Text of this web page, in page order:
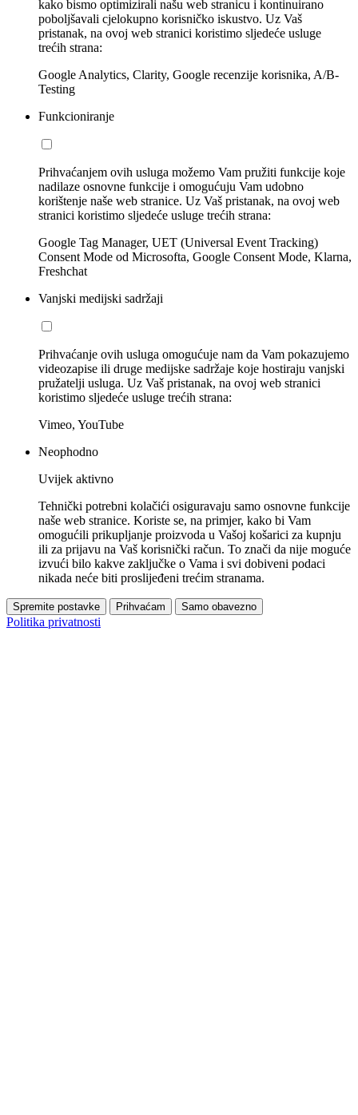
kako bismo optimizirali našu web stranicu i kontinuirano
poboljšavali cjelokupno korisničko iskustvo. Uz Vaš
pristanak, na ovoj web stranici koristimo sljedeće usluge
trećih strana:
Google Analytics, Clarity, Google recenzije korisnika, A/B-
Testing
Funkcioniranje
Prihvaćanjem ovih usluga možemo Vam pružiti funkcije koje
nadilaze osnovne funkcije i omogućuju Vam udobno
korištenje naše web stranice. Uz Vaš pristanak, na ovoj web
stranici koristimo sljedeće usluge trećih strana:
Google Tag Manager, UET (Universal Event Tracking)
Consent Mode od Microsofta, Google Consent Mode, Klarna,
Freshchat
Vanjski medijski sadržaji
Prihvaćanje ovih usluga omogućuje nam da Vam pokazujemo
videozapise ili druge medijske sadržaje koje hostiraju vanjski
pružatelji usluga. Uz Vaš pristanak, na ovoj web stranici
koristimo sljedeće usluge trećih strana:
Vimeo, YouTube
Neophodno
Uvijek aktivno
Tehnički potrebni kolačići osiguravaju samo osnovne funkcije
naše web stranice. Koriste se, na primjer, kako bi Vam
omogućili prikupljanje proizvoda u Vašoj košarici za kupnju
ili za prijavu na Vaš korisnički račun. To znači da nije moguće
izvući bilo kakve zaključke o Vama i svi dobiveni podaci
nikada neće biti proslijeđeni trećim stranama.
Spremite postavke Prihvaćam Samo obavezno
Politika privatnosti